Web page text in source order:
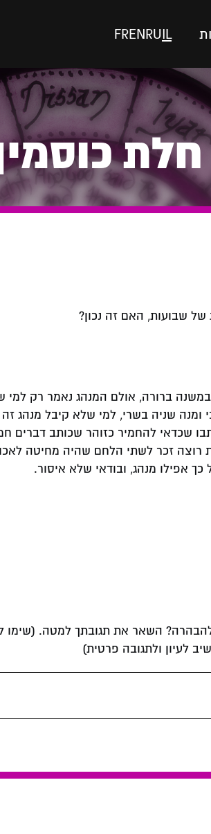
IL
RU
EN
FR
שבועות, האם זה נכון?
ברורה, אולם המנהג נאמר רק למי
שניה בשרי, למי שלא קיבל מנהג
שכדאי להחמיר כזוהר שכותב דברים
רוצה זכר לשתי הלחם שהיה מחיטה
אפילו מנהג, ובודאי שלא איסור.
השאר את תגובתך למטה. (שימו
לעיון ולתגובה פרטית)